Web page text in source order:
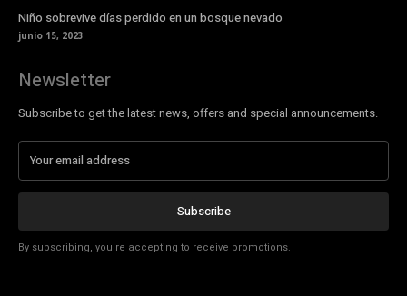
Niño sobrevive días perdido en un bosque nevado
junio 15, 2023
Newsletter
Subscribe to get the latest news, offers and special announcements.
Subscribe
By subscribing, you're accepting to receive promotions.